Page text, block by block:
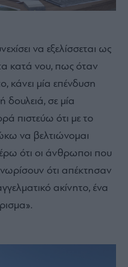
να εξελίσσεται ως
κατά νου, πως όταν
κάνει μία επένδυση
σε μία
πιστεύω ότι με το
να βελτιώνομαι
ότι οι άνθρωποι που
ότι απέκτησαν
ακίνητο, ένα